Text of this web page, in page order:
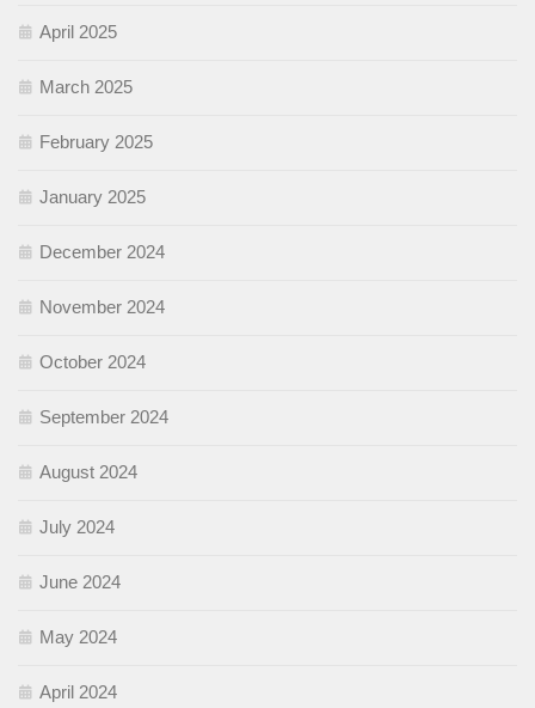
April 2025
March 2025
February 2025
January 2025
December 2024
November 2024
October 2024
September 2024
August 2024
July 2024
June 2024
May 2024
April 2024